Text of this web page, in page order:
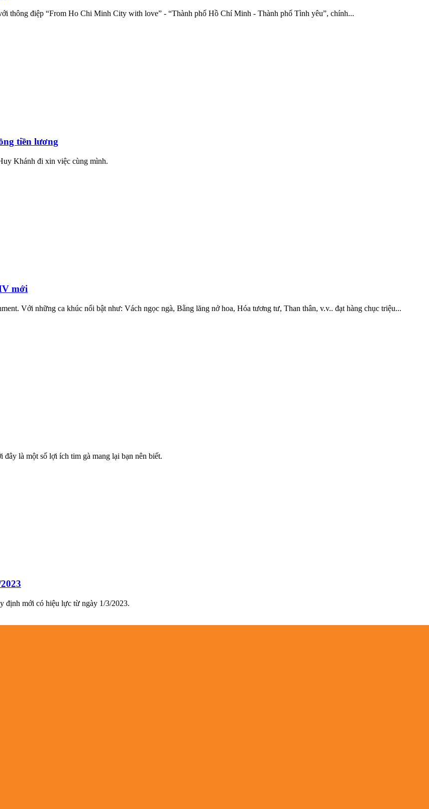
thông điệp “From Ho Chi Minh City with love” - “Thành phố Hồ Chí Minh - Thành phố Tình yêu”, chính...
tiền lương
Khánh đi xin việc cùng mình.
mới
Với những ca khúc nổi bật như: Vách ngọc ngà, Bằng lăng nở hoa, Hóa tương tư, Than thân, v.v.. đạt hàng chục triệu...
là một số lợi ích tim gà mang lại bạn nên biết.
định mới có hiệu lực từ ngày 1/3/2023.